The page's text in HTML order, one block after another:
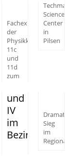
Fachexkursion
der
Physikklassen
11c
und
11d
zum
Science
Center
in
Pilsen
und
IV
im
Bezirksfinale
Sieg
im